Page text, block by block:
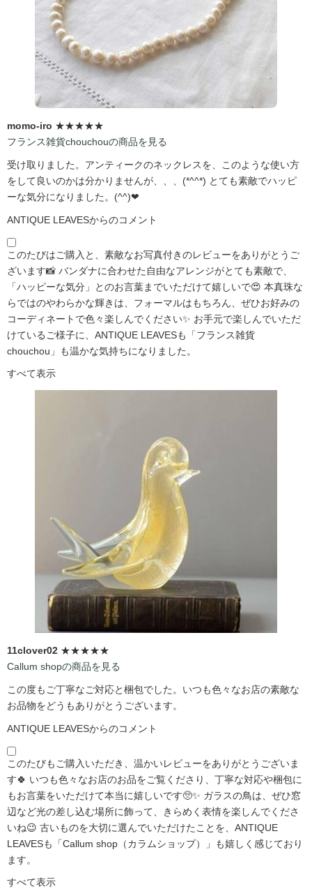
momo-iro ★★★★★
フランス雑貨chouchouの商品を見る
受け取りました。アンティークのネックレスを、このような使い方
をして良いのかは分かりませんが、、、(*^^*) とても素敵でハッピ
ーな気分になりました。(^^)❤
ANTIQUE LEAVESからのコメント
このたびはご購入と、素敵なお写真付きのレビューをありがとうご
ざいます📸 バンダナに合わせた自由なアレンジがとても素敵で、
「ハッピーな気分」とのお言葉までいただけて嬉しいで😍 本真珠な
らではのやわらかな輝きは、フォーマルはもちろん、ぜひお好みの
コーディネートで色々楽しんでください✨ お手元で楽しんでいただ
けているご様子に、ANTIQUE LEAVESも「フランス雑貨
chouchou」も温かな気持ちになりました。
すべて表示
11clover02 ★★★★★
Callum shopの商品を見る
この度もご丁寧なご対応と梱包でした。いつも色々なお店の素敵な
お品物をどうもありがとうございます。
ANTIQUE LEAVESからのコメント
このたびもご購入いただき、温かいレビューをありがとうございま
す🍀 いつも色々なお店のお品をご覧くださり、丁寧な対応や梱包に
もお言葉をいただけて本当に嬉しいです🥺✨ ガラスの鳥は、ぜひ窓
辺など光の差し込む場所に飾って、きらめく表情を楽しんでくださ
いね😉 古いものを大切に選んでいただけたことを、ANTIQUE
LEAVESも「Callum shop（カラムショップ）」も嬉しく感じており
ます。
すべて表示